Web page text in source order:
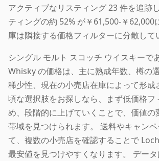
アクティブなリスティング 23 件を追跡
ティングの約 52% が￥61,500-￥62,000
庫は隣接する価格フィルターに分散して
シングル モルト スコッチ ウイスキーで
Whisky の価格は、主に熟成年数、樽の
稀少性、現在の小売店在庫によって形成
頃な選択肢をお探しなら、まず低価格フ
め、段階的に上げていくことで、価値の
帯域を見つけられます。 送料やキャン
て、複数の小売店を確認することで
最安値を見つけやすくなります。 デー